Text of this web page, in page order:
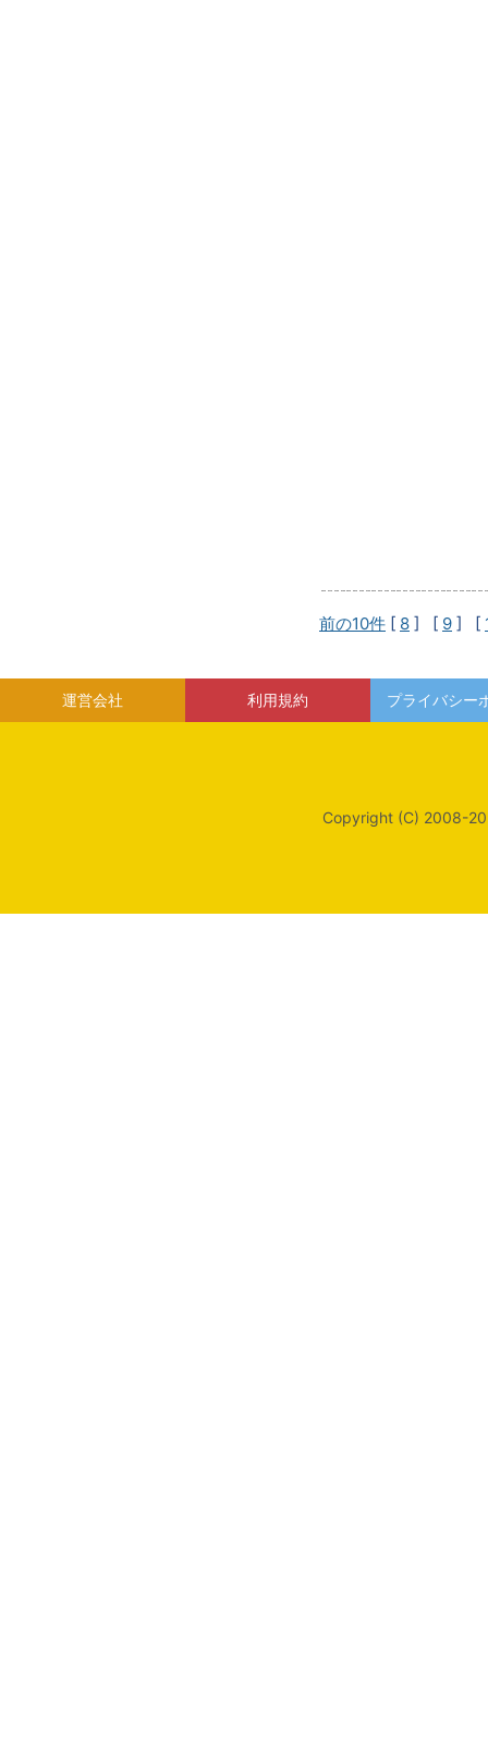
前の10件 [ 8 ] [ 9 ] [
運営会社 利用規約 プライバシー
Copyright (C) 2008-